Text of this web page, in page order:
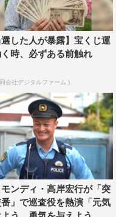
メント
がでしたか？?
いるのですが、今回撮
です」
した!!初めて板の上に
した。自分の才能に驚
選した人が暴露】宝くじ運
時、必ずある前触れ
会社デジタルファーム )
ンディ・高岸宏行が「突
」で巡査役を熱演「元気